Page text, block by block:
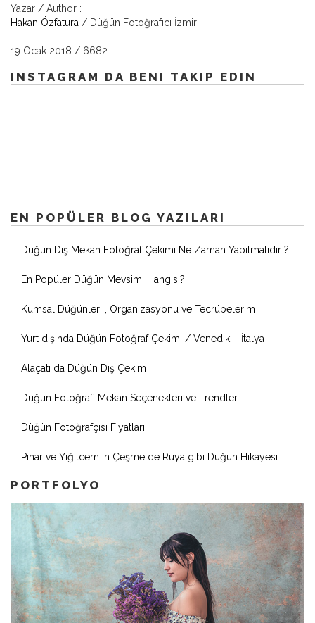
Yazar / Author :
Hakan Özfatura / Düğün Fotoğrafıcı İzmir
19 Ocak 2018 / 6682
INSTAGRAM DA BENI TAKIP EDIN
EN POPÜLER BLOG YAZILARI
Düğün Dış Mekan Fotoğraf Çekimi Ne Zaman Yapılmalıdır ?
En Popüler Düğün Mevsimi Hangisi?
Kumsal Düğünleri , Organizasyonu ve Tecrübelerim
Yurt dışında Düğün Fotoğraf Çekimi / Venedik – İtalya
Alaçatı da Düğün Dış Çekim
Düğün Fotoğrafı Mekan Seçenekleri ve Trendler
Düğün Fotoğrafçısı Fiyatları
Pınar ve Yiğitcem in Çeşme de Rüya gibi Düğün Hikayesi
PORTFOLYO